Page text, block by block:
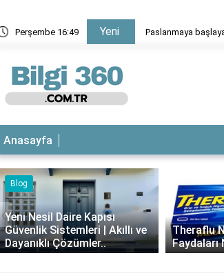
Perşembe 16:49 Yeni Paslanmaya
Anasayfa
Blog
Yeni Nesil Daire Kapısı
Güvenlik Sistemleri | Akıllı ve
Dayanıklı Çözümler..
Theraflu
Faydaları
‹